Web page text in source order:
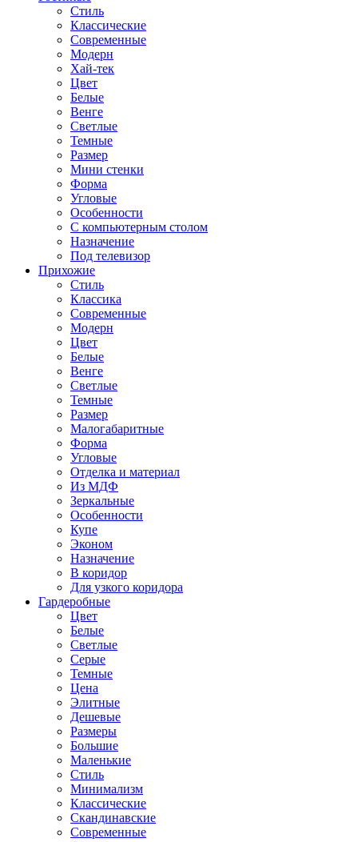
Стиль
Классические
Современные
Модерн
Хай-тек
Цвет
Белые
Венге
Светлые
Темные
Размер
Мини стенки
Форма
Угловые
Особенности
С компьютерным столом
Назначение
Под телевизор
Прихожие
Стиль
Классика
Современные
Модерн
Цвет
Белые
Венге
Светлые
Темные
Размер
Малогабаритные
Форма
Угловые
Отделка и материал
Из МДФ
Зеркальные
Особенности
Купе
Эконом
Назначение
В коридор
Для узкого коридора
Гардеробные
Цвет
Белые
Светлые
Серые
Темные
Цена
Элитные
Дешевые
Размеры
Большие
Маленькие
Стиль
Минимализм
Классические
Скандинавские
Современные